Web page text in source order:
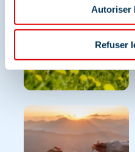
Autoriser
Refuser